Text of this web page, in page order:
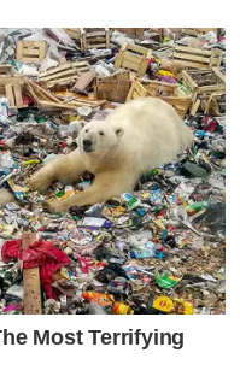
สิริมงคล กล่าวว่า “บ้าน
งด้านการใช้ชีวิต ความ
อมโดยรอบ การ
และการจัดวางพื้นที่ใช้
พลังงานที่ดี ความสุข และ
ยาว”
Most Terrifying